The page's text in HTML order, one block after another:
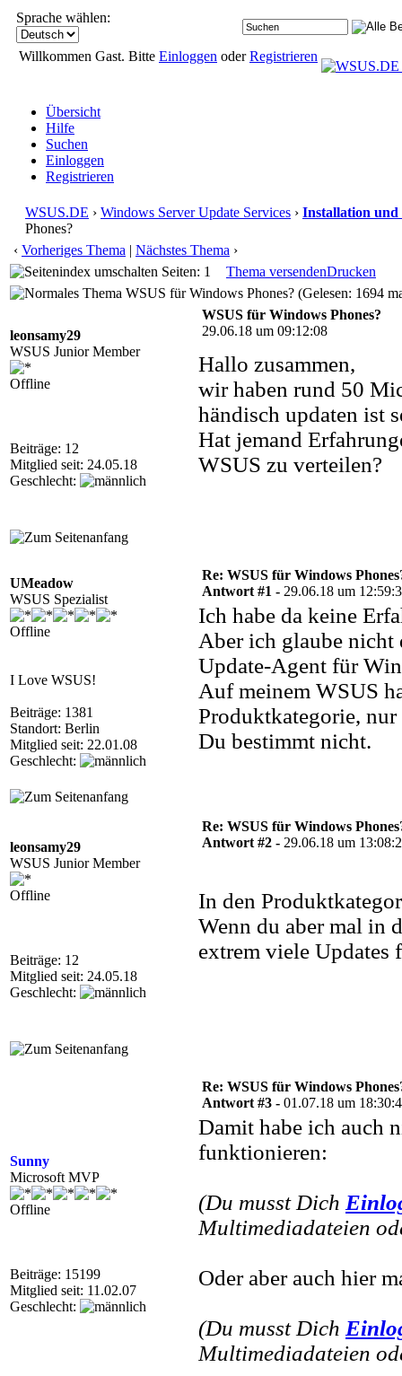
Sprache wählen:
Willkommen Gast. Bitte Einloggen oderRegistrieren
Übersicht
Hilfe
Suchen
Einloggen
Registrieren
WSUS.DE › Windows Server Update Services › Installation
Phones?
‹ Vorheriges Thema | Nächstes Thema ›
Seiten: 1
Thema versendenDrucken
WSUS für Windows Phones? (Gelesen: 1694
leonsamy29
WSUS Junior Member
Offline
Beiträge: 12
Mitglied seit: 24.05.18
Geschlecht:
WSUS für Windows Phones?
29.06.18 um 09:12:08
Hallo zusammen,
wir haben rund 50
händisch updaten ist
Hat jemand
WSUS zu verteilen?
UMeadow
WSUS Spezialist
Offline
I Love WSUS!
Beiträge: 1381
Standort: Berlin
Mitglied seit: 22.01.08
Geschlecht:
Re: WSUS für Windows
Antwort #1 - 29.06.18 um
Ich habe da keine
Aber ich glaube nicht
Update-Agent für
Auf meinem WSUS
Produktkategorie,
Du bestimmt nicht.
leonsamy29
WSUS Junior Member
Offline
Beiträge: 12
Mitglied seit: 24.05.18
Geschlecht:
Re: WSUS für Windows
Antwort #2 - 29.06.18 um
In den
Wenn du aber mal in
extrem viele
Sunny
Microsoft MVP
Offline
Beiträge: 15199
Mitglied seit: 11.02.07
Geschlecht:
Re: WSUS für Windows
Antwort #3 - 01.07.18 um
Damit habe ich auch
funktionieren:
(Du musst Dich
Multimediadateien
Oder aber auch hier
(Du musst Dich
Multimediadateien